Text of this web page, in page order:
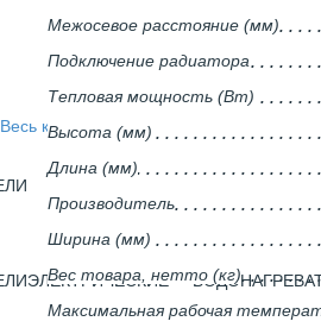
Весь каталог
ЭЛЕКТРИЧЕСКИЕ
Межосевое расстояние (мм)
Подключение радиатора
Тепловая мощность (Вт)
Высота (мм)
Длина (мм)
Производитель
Ширина (мм)
Вес товара, нетто (кг)
Максимальная рабочая